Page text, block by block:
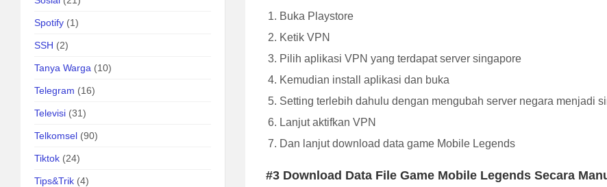
Buka Playstore
Ketik VPN
Pilih aplikasi VPN yang terdapat server singapore
Kemudian install aplikasi dan buka
Setting terlebih dahulu dengan mengubah server negara menjadi
Lanjut aktifkan VPN
Dan lanjut download data game Mobile Legends
#3 Download Data File Game Mobile Legends Secara
Spotify (1)
SSH (2)
Tanya Warga (10)
Telegram (16)
Televisi (31)
Telkomsel (90)
Tiktok (24)
Tips&Trik (4)